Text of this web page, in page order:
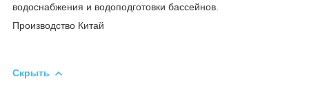
водоснабжения и водоподготовки бассейнов.
Производство Китай
Скрыть